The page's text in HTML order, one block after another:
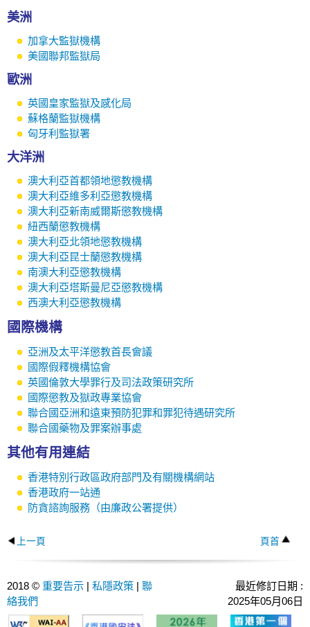
美洲
加拿大監獄機構
美國聯邦監獄局
歐洲
英國皇家監獄及感化局
蘇格蘭監獄機構
匈牙利監獄署
大洋洲
澳大利亞首都領地懲教機構
澳大利亞維多利亞懲教機構
澳大利亞新南威爾斯懲教機構
紐西蘭懲教機構
澳大利亞北領地懲教機構
澳大利亞昆士蘭懲教機構
南澳大利亞懲教機構
澳大利亞塔斯曼尼亞懲教機構
西澳大利亞懲教機構
國際機構
亞洲及太平洋懲教首長會議
國際假釋機構協會
英國倫敦大學罪行及司法政策研究所
國際懲教及獄政專業協會
聯合國亞洲和遠東預防犯罪和罪犯待遇研究所
聯合國藥物及罪案辦事處
其他有用連結
香港特別行政區政府部門及有關機構網站
香港政府一站通
防貪諮詢服務（由廉政公署提供）
上一頁 頁首
2018 © 重要告示 | 私隱政策 | 聯
絡我們
最近修訂日期 :
2025年05月06日